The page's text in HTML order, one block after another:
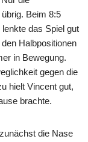
Beim 8:5
das Spiel gut
Halbpositionen
in Bewegung.
gegen die
hielt Vincent gut,
brachte.
die Nase